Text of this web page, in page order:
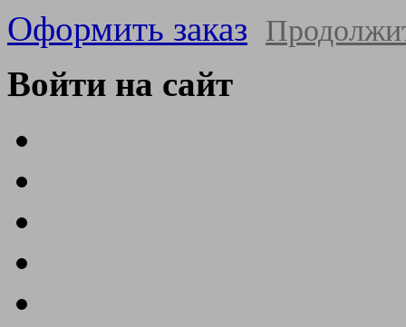
Оформить заказ
Войти на сайт